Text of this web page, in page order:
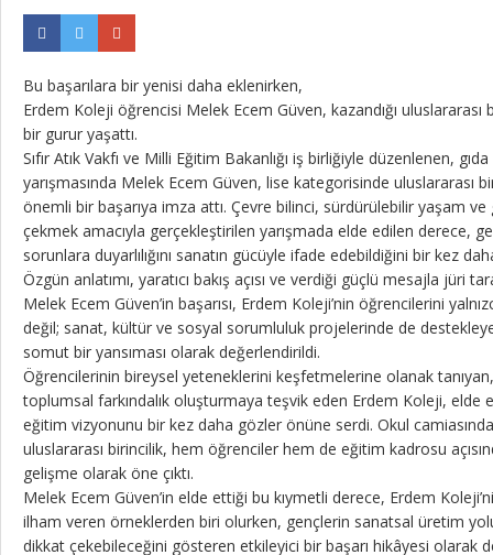
Bu başarılara bir yenisi daha eklenirken,
Erdem Koleji öğrencisi Melek Ecem Güven, kazandığı
bir gurur yaşattı.
Sıfır Atık Vakfı ve Milli Eğitim Bakanlığı iş birliğiyle düzenlenen,
yarışmasında Melek Ecem Güven, lise kategorisinde uluslararası
önemli bir başarıya imza attı. Çevre bilinci, sürdürülebilir yaşam ve
çekmek amacıyla gerçekleştirilen yarışmada elde edilen derece,
sorunlara duyarlılığını sanatın gücüyle ifade edebildiğini bir kez
Özgün anlatımı, yaratıcı bakış açısı ve verdiği güçlü mesajla jüri
Melek Ecem Güven’in başarısı, Erdem Koleji’nin öğrencilerini
değil; sanat, kültür ve sosyal sorumluluk projelerinde de
somut bir yansıması olarak değerlendirildi.
Öğrencilerinin bireysel yeteneklerini keşfetmelerine olanak
toplumsal farkındalık oluşturmaya teşvik eden Erdem Koleji, elde
eğitim vizyonunu bir kez daha gözler önüne serdi. Okul
uluslararası birincilik, hem öğrenciler hem de eğitim kadrosu
gelişme olarak öne çıktı.
Melek Ecem Güven’in elde ettiği bu kıymetli derece, Erdem
ilham veren örneklerden biri olurken, gençlerin sanatsal üretim
dikkat çekebileceğini gösteren etkileyici bir başarı hikâyesi olarak